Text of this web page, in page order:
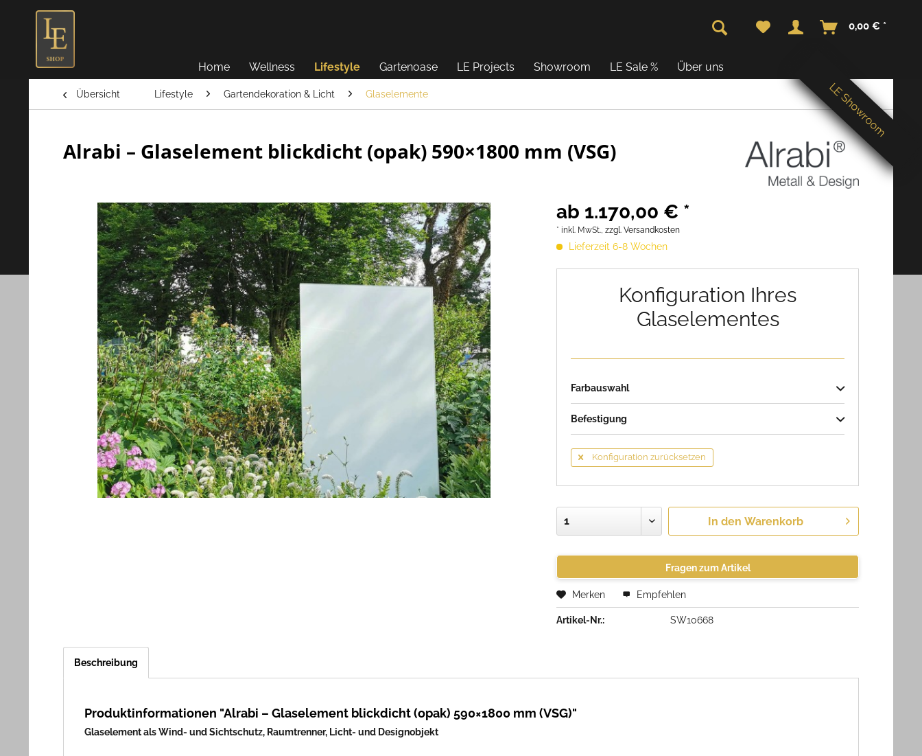
LE Showroom
0,00 € *
Home Wellness Lifestyle Gartenoase LE Projects Showroom LE Sale % Über uns
Übersicht Lifestyle Gartendekoration & Licht Glaselemente
Alrabi – Glaselement blickdicht (opak) 590×1800 mm (VSG)
ab 1.170,00 € *
* inkl. MwSt.,zzgl. Versandkosten
Lieferzeit 6-8 Wochen
Konfiguration Ihres
Glaselementes
Farbauswahl
Befestigung
Konfiguration zurücksetzen
In den Warenkorb
Fragen zum Artikel
Merken Empfehlen
Artikel-Nr.: SW10668
Beschreibung
Produktinformationen "Alrabi – Glaselement blickdicht (opak) 590×1800 mm (VSG)"
Glaselement als Wind- und Sichtschutz, Raumtrenner, Licht- und Designobjekt